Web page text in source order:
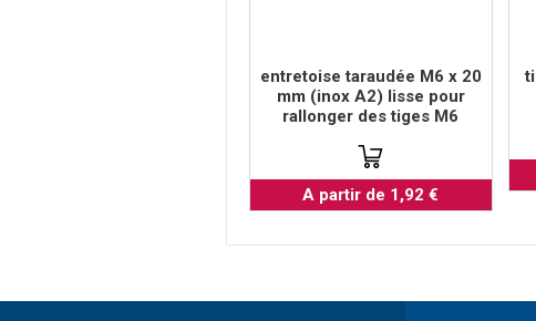
entretoise taraudée M6 x 20
mm (inox A2) lisse pour
rallonger des tiges M6
A partir de 1,92 €